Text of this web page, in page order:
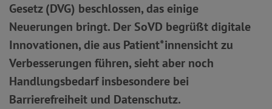
Gesetz (DVG) beschlossen, das einige
Neuerungen bringt. Der SoVD begrüßt digitale
Innovationen, die aus Patient*innensicht zu
Verbesserungen führen, sieht aber noch
Handlungsbedarf insbesondere bei
Barrierefreiheit und Datenschutz.